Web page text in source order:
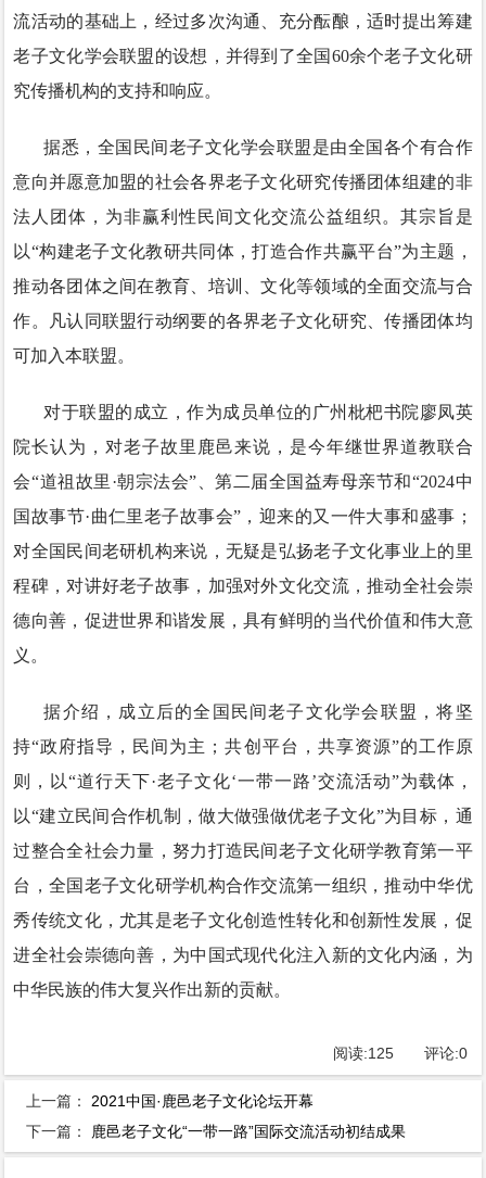
流活动的基础上，经过多次沟通、充分酝酿，适时提出筹建
老子文化学会联盟的设想，并得到了全国60余个老子文化研
究传播机构的支持和响应。
据悉，全国民间老子文化学会联盟是由全国各个有合作
意向并愿意加盟的社会各界老子文化研究传播团体组建的非
法人团体，为非赢利性民间文化交流公益组织。其宗旨是
以“构建老子文化教研共同体，打造合作共赢平台”为主题，
推动各团体之间在教育、培训、文化等领域的全面交流与合
作。凡认同联盟行动纲要的各界老子文化研究、传播团体均
可加入本联盟。
对于联盟的成立，作为成员单位的广州枇杷书院廖凤英
院长认为，对老子故里鹿邑来说，是今年继世界道教联合
会“道祖故里·朝宗法会”、第二届全国益寿母亲节和“2024中
国故事节·曲仁里老子故事会”，迎来的又一件大事和盛事；
对全国民间老研机构来说，无疑是弘扬老子文化事业上的里
程碑，对讲好老子故事，加强对外文化交流，推动全社会崇
德向善，促进世界和谐发展，具有鲜明的当代价值和伟大意
义。
据介绍，成立后的全国民间老子文化学会联盟，将坚
持“政府指导，民间为主；共创平台，共享资源”的工作原
则，以“道行天下·老子文化‘一带一路’交流活动”为载体，
以“建立民间合作机制，做大做强做优老子文化”为目标，通
过整合全社会力量，努力打造民间老子文化研学教育第一平
台，全国老子文化研学机构合作交流第一组织，推动中华优
秀传统文化，尤其是老子文化创造性转化和创新性发展，促
进全社会崇德向善，为中国式现代化注入新的文化内涵，为
中华民族的伟大复兴作出新的贡献。
阅读:125评论:0
上一篇： 2021中国·鹿邑老子文化论坛开幕
下一篇： 鹿邑老子文化“一带一路”国际交流活动初结成果